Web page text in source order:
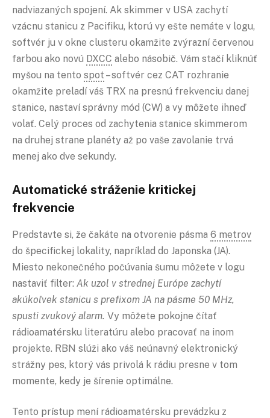
nadviazaných spojení. Ak skimmer v USA zachytí
vzácnu stanicu z Pacifiku, ktorú vy ešte nemáte v logu,
softvér ju v okne clusteru okamžite zvýrazní červenou
farbou ako novú DXCC alebo násobič. Vám stačí kliknúť
myšou na tento spot – softvér cez CAT rozhranie
okamžite preladí váš TRX na presnú frekvenciu danej
stanice, nastaví správny mód (CW) a vy môžete ihneď
volať. Celý proces od zachytenia stanice skimmerom
na druhej strane planéty až po vaše zavolanie trvá
menej ako dve sekundy.
Automatické stráženie kritickej
frekvencie
Predstavte si, že čakáte na otvorenie pásma 6 metrov
do špecifickej lokality, napríklad do Japonska (JA).
Miesto nekonečného počúvania šumu môžete v logu
nastaviť filter: Ak uzol v strednej Európe zachytí
akúkoľvek stanicu s prefixom JA na pásme 50 MHz,
spusti zvukový alarm. Vy môžete pokojne čítať
rádioamatérsku literatúru alebo pracovať na inom
projekte. RBN slúži ako váš neúnavný elektronický
strážny pes, ktorý vás privolá k rádiu presne v tom
momente, kedy je šírenie optimálne.
Tento prístup mení rádioamatérsku prevádzku z